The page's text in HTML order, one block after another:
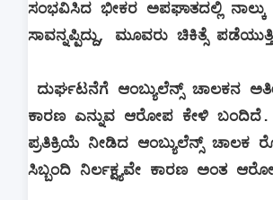
ಸಂಭವಿಸಿದ ಭೀಕರ ಅಪಘಾತದಲ್ಲಿ
ಸಾವನ್ನಪ್ಪಿದ್ದು, ಮೂವರು ಚಿಕಿತ್ಸೆ
ದುರ್ಘಟನೆಗೆ ಆಂಬ್ಯುಲೆನ್ಸ್‌ ಚಾಲಕನ
ಕಾರಣ ಎನ್ನುವ ಆರೋಪ ಕೇಳಿ
ಪ್ರತಿಕ್ರಿಯೆ ನೀಡಿದ ಆಂಬ್ಯುಲೆನ್ಸ್‌
ಸಿಬ್ಬಂದಿ ನಿರ್ಲಕ್ಷ್ಯವೇ ಕಾರಣ ಅಂತ